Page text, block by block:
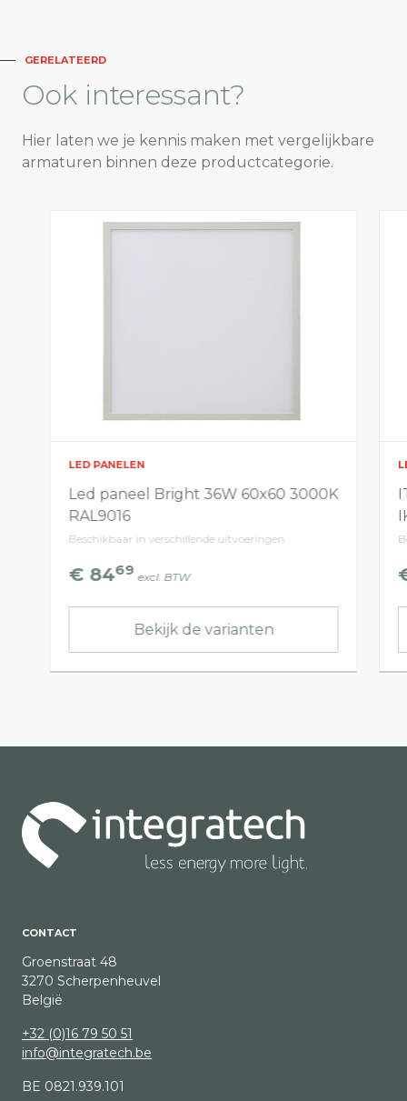
GERELATEERD
Ook interessant?
Hier laten we je kennis maken met vergelijkbare
armaturen binnen deze productcategorie.
LED PANELEN
Led paneel Bright 36W 60x60 3000K
RAL9016
Beschikbaar in verschillende uitvoeringen
€ 8469 excl. BTW
Bekijk de varianten
CONTACT
Groenstraat 48
3270 Scherpenheuvel
België
+32 (0)16 79 50 51
info@integratech.be
BE 0821.939.101